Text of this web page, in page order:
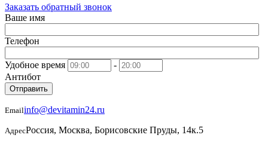
Заказать обратный звонок
Ваше имя
Телефон
Удобное время
-
Антибот
Отправить
Emailinfo@devitamin24.ru
АдресРоссия, Москва, Борисовские Пруды, 14к.5